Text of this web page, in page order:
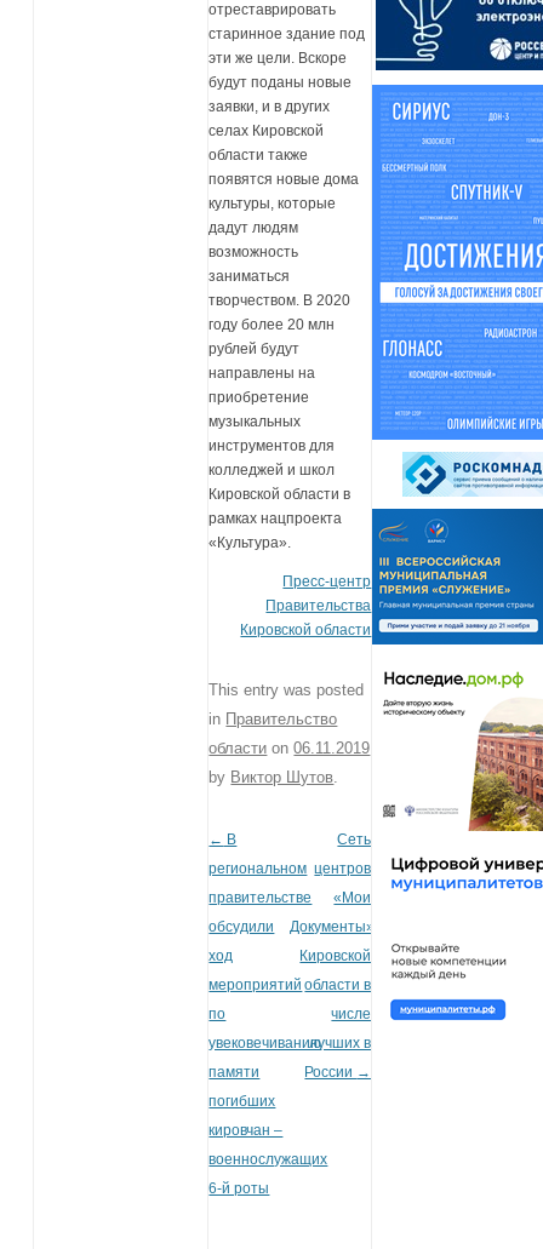
отреставрировать
старинное здание под
эти же цели. Вскоре
будут поданы новые
заявки, и в других
селах Кировской
области также
появятся новые дома
культуры, которые
дадут людям
возможность
заниматься
творчеством. В 2020
году более 20 млн
рублей будут
направлены на
приобретение
музыкальных
инструментов для
колледжей и школ
Кировской области в
рамках нацпроекта
«Культура».
Пресс-центр
Правительства
Кировской области
This entry was posted
in Правительство
области on06.11.2019
by Виктор Шутов
Post navigation
← В
региональном
правительстве
обсудили
ход
мероприятий
по
увековечиванию
памяти
погибших
кировчан –
военнослужащих
6-й роты
Сеть
центров
«Мои
Документы»
Кировской
области в
числе
лучших в
России →